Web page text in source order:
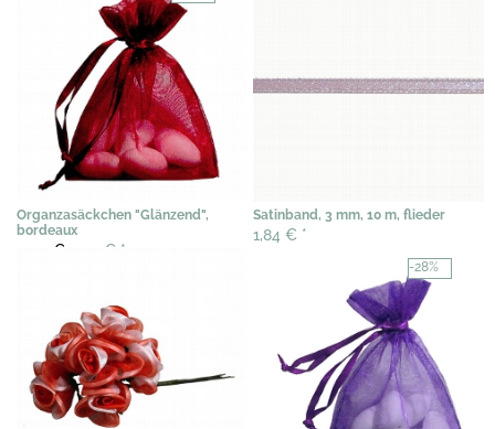
Organzasäckchen "Glänzend",
bordeaux
0,40 € 0,29 € *
Satinband, 3 mm, 10 m, flieder
1,84 € *
-28%